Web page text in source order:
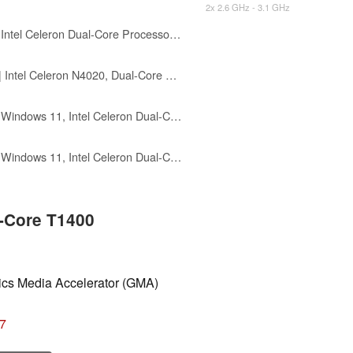
HP 14" HD Laptop, Windows 11, Intel Celeron Dual-Core Processor Up to 2.60GHz, 4GB RAM, 64GB SSD, Webcam, Dale Blue (Renewed)
Lenovo IdeaPad 14 Inch Laptop | Intel Celeron N4020, Dual-Core Processor | 4GB RAM, 520GB SSD | Windows 11 | Cloud Grey | WiFi 6 | Intel UHD Graphic | Privacy Shutter Cam (720p)
HP 14" HD Touchscreen Laptop, Windows 11, Intel Celeron Dual-Core Processor Up to 2.60GHz, 4GB RAM, 64GB SSD, Webcam, Dale Blue (Renewed)
HP 14" HD Touchscreen Laptop, Windows 11, Intel Celeron Dual-Core Processor Up to 2.60GHz, 4GB RAM, 64GB SSD, Webcam, Dale Sliver (Renewed)
T1400
Media Accelerator (GMA)
2x 2.6 GHz - 3.1 GHz